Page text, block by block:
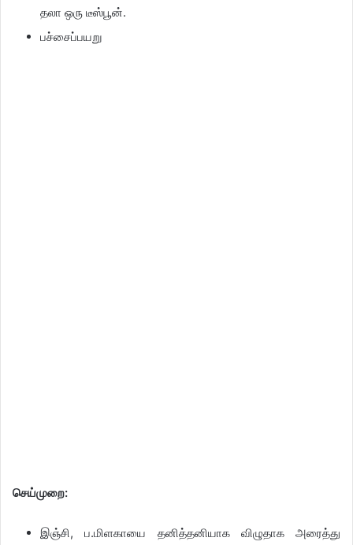
தலா ஒரு டீஸ்பூன்.
பச்சைப்பயறு
செய்முறை:
இஞ்சி, ப.மிளகாயை தனித்தனியாக விழுதாக அரைத்து